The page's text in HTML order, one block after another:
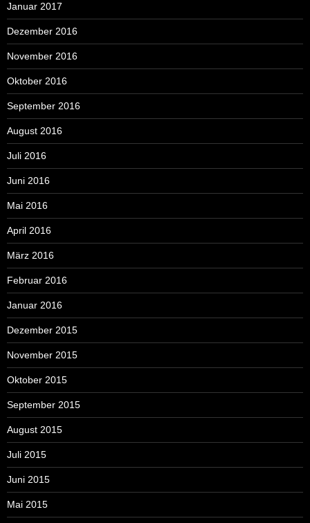
Januar 2017
Dezember 2016
November 2016
Oktober 2016
September 2016
August 2016
Juli 2016
Juni 2016
Mai 2016
April 2016
März 2016
Februar 2016
Januar 2016
Dezember 2015
November 2015
Oktober 2015
September 2015
August 2015
Juli 2015
Juni 2015
Mai 2015